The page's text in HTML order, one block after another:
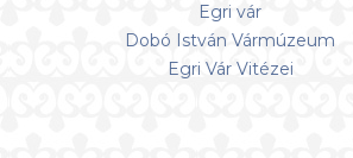
Egri vár
Dobó István Vármúzeum
Egri Vár Vitézei